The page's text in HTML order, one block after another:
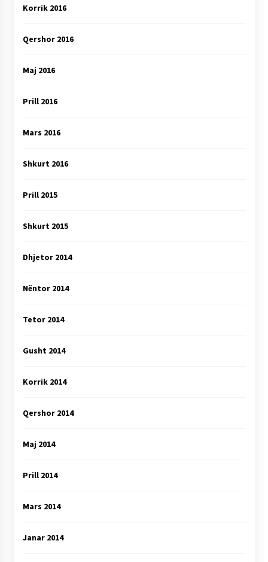
Korrik 2016
Qershor 2016
Maj 2016
Prill 2016
Mars 2016
Shkurt 2016
Prill 2015
Shkurt 2015
Dhjetor 2014
Nëntor 2014
Tetor 2014
Gusht 2014
Korrik 2014
Qershor 2014
Maj 2014
Prill 2014
Mars 2014
Janar 2014